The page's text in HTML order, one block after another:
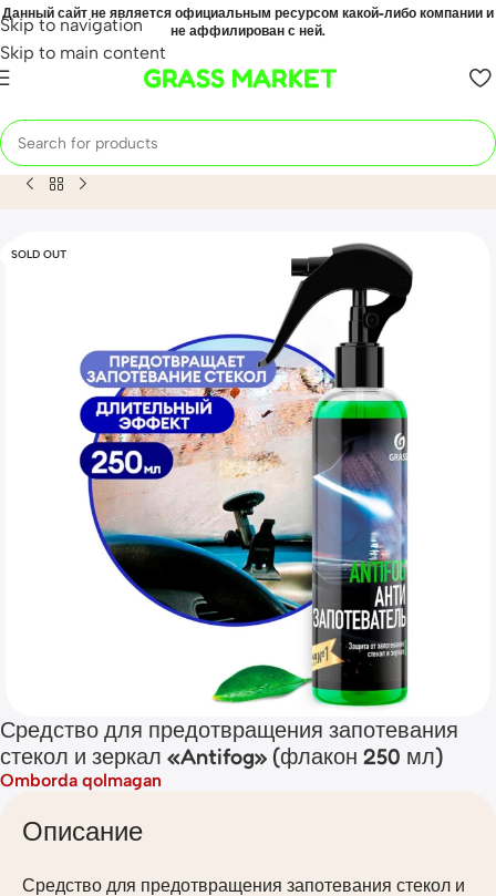
Skip to navigation
Skip to main content
Данный сайт не является официальным ресурсом какой-либо компании и
не аффилирован с ней.
GRASS MARKET
Home Mahsulot Средство для предотвращения
SOLD OUT
Средство для предотвращения запотевания
стекол и зеркал «Antifog» (флакон 250 мл)
Omborda qolmagan
Описание
Средство для предотвращения запотевания стекол и